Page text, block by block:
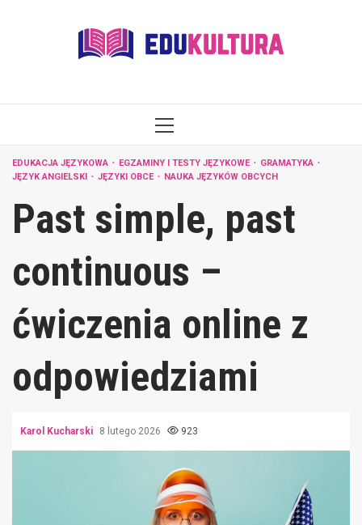
PRIMARY
EDUKACJA JĘZYKOWA EGZAMINY I TESTY JĘZYKOWE
GRAMATYKA
JĘZYK ANGIELSKI
JĘZYKI OBCE NAUKA JĘZYKÓW OBCYCH
Past simple, past
continuous –
ćwiczenia online z
odpowiedziami
Karol Kucharski 8 lutego 2026 923